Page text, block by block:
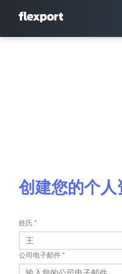
创建您的个人
姓氏 *
公司电子邮件 *